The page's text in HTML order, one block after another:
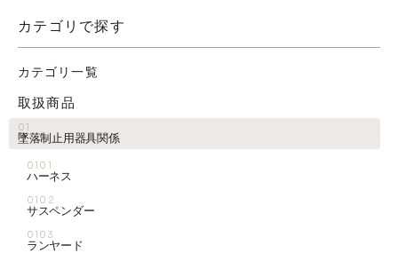
カテゴリで探す
カテゴリ一覧
取扱商品
01
墜落制止用器具関係
0101
ハーネス
0102
サスペンダー
0103
ランヤード